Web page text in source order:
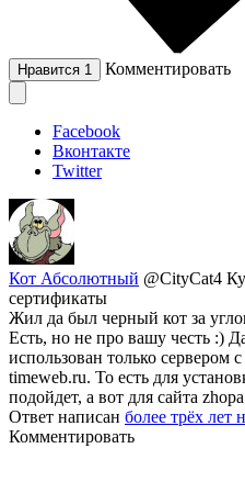
Нравится 1 Комментировать
Facebook
Вконтакте
Twitter
Кот Абсолютный @CityCat4
сертификаты
Жил да был черный кот за
Есть, но не про вашу честь :)
использован только сервером
timeweb.ru. То есть для
подойдет, а вот для сайта
Ответ написан более трёх лет
Комментировать